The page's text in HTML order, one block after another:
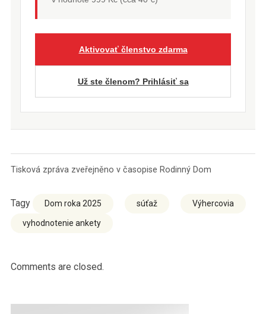
Aktivovať členstvo zdarma
Už ste členom? Prihlásiť sa
Tisková zpráva zveřejněno v časopise Rodinný Dom
Tagy Dom roka 2025 súťaž Výhercovia
vyhodnotenie ankety
Comments are closed.